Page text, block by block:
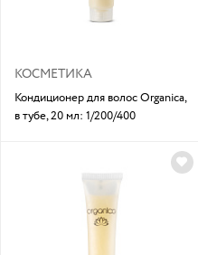
КОСМЕТИКА
Кондиционер для волос Organica,
в тубе, 20 мл: 1/200/400